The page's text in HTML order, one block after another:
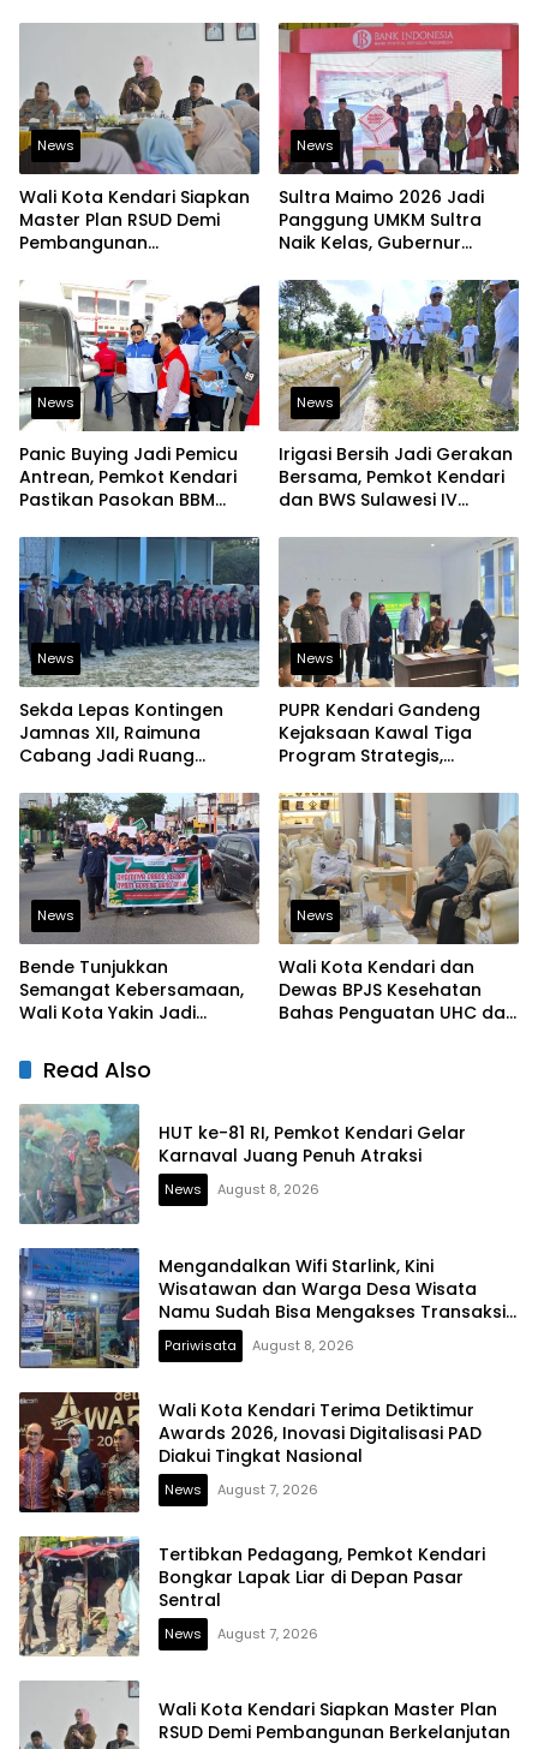
News
Wali Kota Kendari Siapkan
Master Plan RSUD Demi
Pembangunan
News
Sultra Maimo 2026 Jadi
Panggung UMKM Sultra
Naik Kelas, Gubernur
Tembus Pasar Ekspor
News
Panic Buying Jadi Pemicu
Antrean, Pemkot Kendari
Pastikan Pasokan BBM
News
Irigasi Bersih Jadi Gerakan
Bersama, Pemkot Kendari
dan BWS Sulawesi IV
Pangan
News
Sekda Lepas Kontingen
Jamnas XII, Raimuna
Cabang Jadi Ruang
dan Berjiwa Pemimpin
News
PUPR Kendari Gandeng
Kejaksaan Kawal Tiga
Program Strategis,
Bangun Infrastruktur
Berintegritas
News
Bende Tunjukkan
Semangat Kebersamaan,
Wali Kota Yakin Jadi
Lain
News
Wali Kota Kendari dan
Dewas BPJS Kesehatan
Bahas Penguatan UHC dan
Read Also
HUT ke-81 RI, Pemkot Kendari Gelar
Karnaval Juang Penuh Atraksi
News August 8, 2026
Mengandalkan Wifi Starlink, Kini
Wisatawan dan Warga Desa Wisata
Namu Sudah Bisa Mengakses Transaksi
Digital
Pariwisata August 8, 2026
Wali Kota Kendari Terima Detiktimur
Awards 2026, Inovasi Digitalisasi PAD
Diakui Tingkat Nasional
News August 7, 2026
Tertibkan Pedagang, Pemkot Kendari
Bongkar Lapak Liar di Depan Pasar
Sentral
News August 7, 2026
Wali Kota Kendari Siapkan Master Plan
RSUD Demi Pembangunan Berkelanjutan